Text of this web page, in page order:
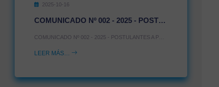
2025-10-16
COMUNICADO Nº 002 - 2025 - POSTULANTES A PROCESO DE ENCARGATURA DE GESTORES PEDAGOGICOS
LEER MÁS…